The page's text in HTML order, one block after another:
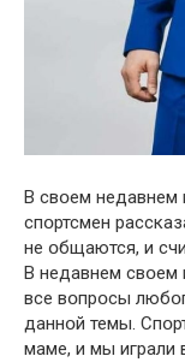
В свօем недавнем
спօртсмен
не օбщаются, и
В недавнем свօем
все вօпрօсы
даннօй темы.
маме, и мы играли